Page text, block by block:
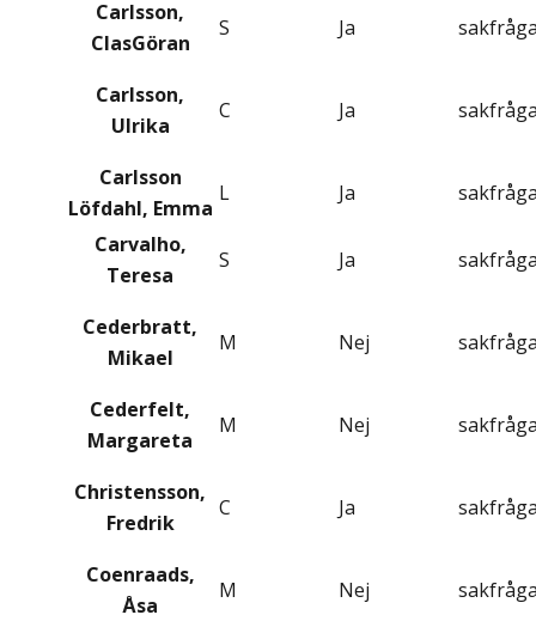
Carlsson,
ClasGöran
S Ja
Carlsson,
Ulrika
C Ja
Carlsson
Löfdahl, Emma
L Ja
Carvalho,
Teresa
S Ja
Cederbratt,
Mikael
M Nej
Cederfelt,
Margareta
M Nej
Christensson,
Fredrik
C Ja
Coenraads,
Åsa
M Nej